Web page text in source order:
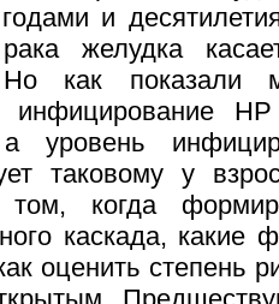
и
желудка
как показали
инфицирование
а уровень
таковому у
когда
каскада, какие
оценить степень